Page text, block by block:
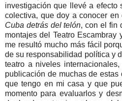
investigación que llevé a efecto
colectiva, que doy a conocer
Cuba detrás del telón, con el fin
montajes del Teatro Escambray
me resultó mucho más fácil
de su responsabilidad política y
teatro a niveles
publicación de muchas de estas
que tengo en mi casa y que
momento para evaluarlos y